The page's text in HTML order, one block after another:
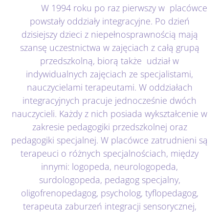
W 1994 roku po raz pierwszy w placówce
powstały oddziały integracyjne. Po dzień
dzisiejszy dzieci z niepełnosprawnością mają
szansę uczestnictwa w zajęciach z całą grupą
przedszkolną, biorą także udział w
indywidualnych zajęciach ze specjalistami,
nauczycielami terapeutami. W oddziałach
integracyjnych pracuje jednocześnie dwóch
nauczycieli. Każdy z nich posiada wykształcenie w
zakresie pedagogiki przedszkolnej oraz
pedagogiki specjalnej. W placówce zatrudnieni są
terapeuci o różnych specjalnościach, między
innymi: logopeda, neurologopeda,
surdologopeda, pedagog specjalny,
oligofrenopedagog, psycholog, tyflopedagog,
terapeuta zaburzeń integracji sensorycznej,